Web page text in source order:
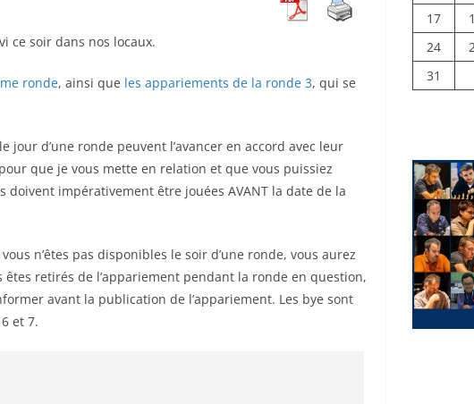
ce soir dans nos locaux.
ronde, ainsi que les appariements de la ronde 3, qui se
jour d’une ronde peuvent l’avancer en accord avec leur
que je vous mette en relation et que vous puissiez
impérativement être jouées AVANT la date de la
n’êtes pas disponibles le soir d’une ronde, vous aurez
retirés de l’appariement pendant la ronde en question,
avant la publication de l’appariement. Les bye sont
et 7.
17
24
31